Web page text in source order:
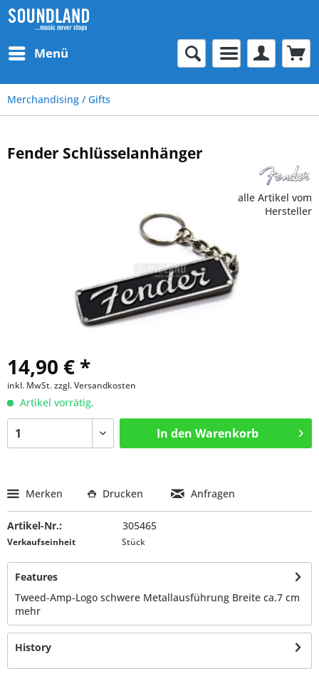
Menü
Merchandising / Gifts
Fender Schlüsselanhänger
alle Artikel vom
Hersteller
14,90 € *
inkl. MwSt.zzgl. Versandkosten
Artikel vorrätig.
In den Warenkorb
Merken Drucken Anfragen
Artikel-Nr.: 305465
Verkaufseinheit Stück
Features
Tweed-Amp-Logo schwere Metallausführung Breite ca.7 cm
mehr
History